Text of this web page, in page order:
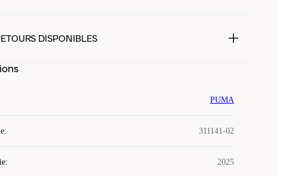
DISPONIBLES
PUMA
: 311141-02
: 2025